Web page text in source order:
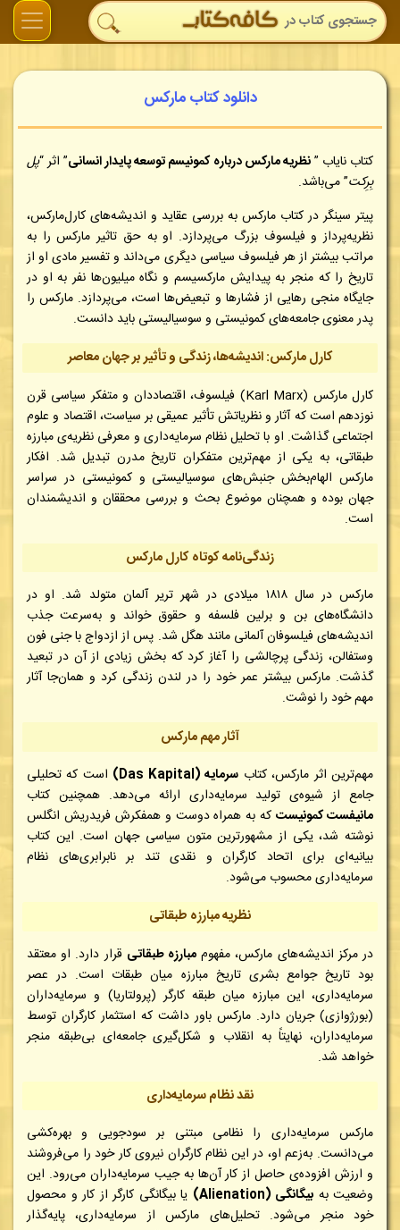
دانلود کتاب مارکس
کتاب نایاب ”نظریه مارکس درباره کمونیسم توسعه پایدار انسانی” اثر “پل
بِرِکت” می‌باشد.
پیتر سینگر در کتاب مارکس به بررسی عقاید و اندیشه‌های کارل‌مارکس،
نظریه‌پرداز و فیلسوف بزرگ می‌پردازد. او به حق تاثیر مارکس را به
مراتب بیشتر از هر فیلسوف سیاسی دیگری می‌داند و تفسیر مادی او از
تاریخ را که منجر به پیدایش مارکسیسم و نگاه میلیون‌ها نفر به او در
جایگاه منجی رهایی از فشارها و تبعیض‌ها است، می‌پردازد. مارکس را
پدر معنوی جامعه‌های کمونیستی و سوسیالیستی باید دانست.
کارل مارکس: اندیشه‌ها، زندگی و تأثیر بر جهان معاصر
کارل مارکس (Karl Marx) فیلسوف، اقتصاددان و متفکر سیاسی قرن
نوزدهم است که آثار و نظریاتش تأثیر عمیقی بر سیاست، اقتصاد و علوم
اجتماعی گذاشت. او با تحلیل نظام سرمایه‌داری و معرفی نظریه‌ی مبارزه
طبقاتی، به یکی از مهم‌ترین متفکران تاریخ مدرن تبدیل شد. افکار
مارکس الهام‌بخش جنبش‌های سوسیالیستی و کمونیستی در سراسر
جهان بوده و همچنان موضوع بحث و بررسی محققان و اندیشمندان
است.
زندگی‌نامه کوتاه کارل مارکس
مارکس در سال ۱۸۱۸ میلادی در شهر تریر آلمان متولد شد. او در
دانشگاه‌های بن و برلین فلسفه و حقوق خواند و به‌سرعت جذب
اندیشه‌های فیلسوفان آلمانی مانند هگل شد. پس از ازدواج با جنی فون
وستفالن، زندگی پرچالشی را آغاز کرد که بخش زیادی از آن در تبعید
گذشت. مارکس بیشتر عمر خود را در لندن زندگی کرد و همان‌جا آثار
مهم خود را نوشت.
آثار مهم مارکس
مهم‌ترین اثر مارکس، کتاب سرمایه (Das Kapital)
است که تحلیلی
جامع از شیوه‌ی تولید سرمایه‌داری ارائه می‌دهد. همچنین کتاب
مانیفست کمونیستکه به همراه دوست و همفکرش فریدریش انگلس
نوشته شد، یکی از مشهورترین متون سیاسی جهان است. این کتاب
بیانیه‌ای برای اتحاد کارگران و نقدی تند بر نابرابری‌های نظام
سرمایه‌داری محسوب می‌شود.
نظریه مبارزه طبقاتی
در مرکز اندیشه‌های مارکس، مفهوم مبارزه طبقاتی قرار دارد. او معتقد
بود تاریخ جوامع بشری تاریخ مبارزه میان طبقات است. در عصر
سرمایه‌داری، این مبارزه میان طبقه کارگر (پرولتاریا) و سرمایه‌داران
(بورژوازی) جریان دارد. مارکس باور داشت که استثمار کارگران توسط
سرمایه‌داران، نهایتاً به انقلاب و شکل‌گیری جامعه‌ای بی‌طبقه منجر
خواهد شد.
نقد نظام سرمایه‌داری
مارکس سرمایه‌داری را نظامی مبتنی بر سودجویی و بهره‌کشی
می‌دانست. به‌زعم او، در این نظام کارگران نیروی کار خود را می‌فروشند
و ارزش افزوده‌ی حاصل از کار آن‌ها به جیب سرمایه‌داران می‌رود. این
وضعیت به بیگانگی (Alienation)
یا بیگانگی کارگر از کار و محصول
خود منجر می‌شود. تحلیل‌های مارکس از سرمایه‌داری، پایه‌گذار